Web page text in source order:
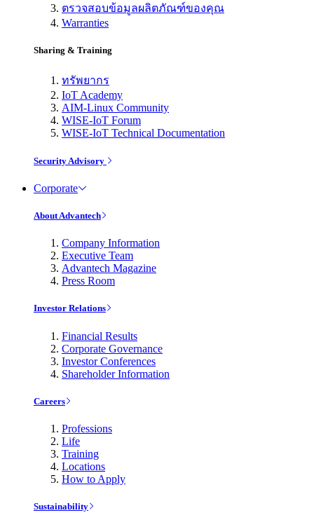
ตรวจสอบข้อมูลผลิตภัณฑ์ของคุณ
Warranties
Sharing & Training
ทรัพยากร
IoT Academy
AIM-Linux Community
WISE-IoT Forum
WISE-IoT Technical Documentation
Security Advisory
Corporate
About Advantech
Company Information
Executive Team
Advantech Magazine
Press Room
Investor Relations
Financial Results
Corporate Governance
Investor Conferences
Shareholder Information
Careers
Professions
Life
Training
Locations
How to Apply
Sustainability